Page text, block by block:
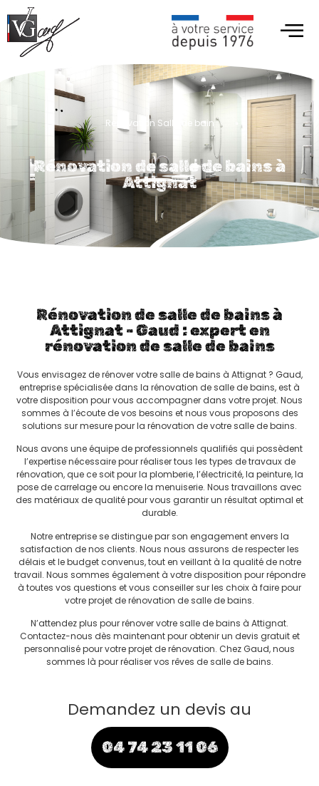
Renovation Salle de bain
Rénovation de salle de bains à
Attignat
Rénovation de salle de bains à
Attignat - Gaud : expert en
rénovation de salle de bains
Vous envisagez de rénover votre salle de bains à Attignat ? Gaud,
entreprise spécialisée dans la rénovation de salle de bains, est à
votre disposition pour vous accompagner dans votre projet. Nous
sommes à l’écoute de vos besoins et nous vous proposons des
solutions sur mesure pour la rénovation de votre salle de bains.
Nous avons une équipe de professionnels qualifiés qui possèdent
l’expertise nécessaire pour réaliser tous les types de travaux de
rénovation, que ce soit pour la plomberie, l’électricité, la peinture, la
pose de carrelage ou encore la menuiserie. Nous travaillons avec
des matériaux de qualité pour vous garantir un résultat optimal et
durable.
Notre entreprise se distingue par son engagement envers la
satisfaction de nos clients. Nous nous assurons de respecter les
délais et le budget convenus, tout en veillant à la qualité de notre
travail. Nous sommes également à votre disposition pour répondre
à toutes vos questions et vous conseiller sur les choix à faire pour
votre projet de rénovation de salle de bains.
N’attendez plus pour rénover votre salle de bains à Attignat.
Contactez-nous dès maintenant pour obtenir un devis gratuit et
personnalisé pour votre projet de rénovation. Chez Gaud, nous
sommes là pour réaliser vos rêves de salle de bains.
Demandez un devis au
04 74 23 11 06